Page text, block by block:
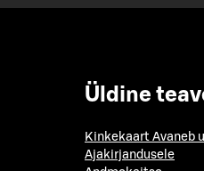
Üldine
Kinkekaart Avaneb
Ajakirjandusele